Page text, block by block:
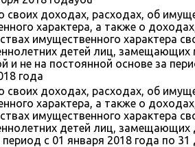
своих доходах, расходах, об
характера, а также о
имущественного характера
детей лиц,
и не на постоянной основе за
года
своих доходах, расходах, об
характера, а также о
имущественного характера
детей лиц,
с 01 января 2018 года по 31